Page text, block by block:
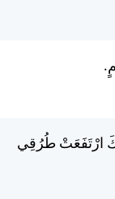
ارْتَفَعَتْ طُرُقِي